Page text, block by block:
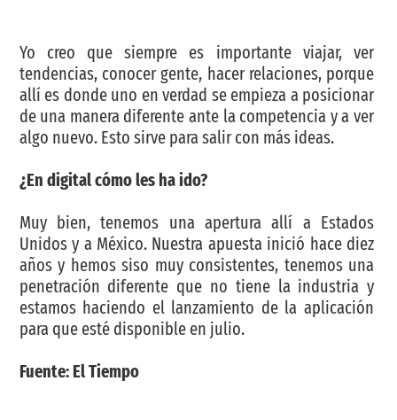
Yo creo que siempre es importante viajar, ver
tendencias, conocer gente, hacer relaciones, porque
allí es donde uno en verdad se empieza a posicionar
de una manera diferente ante la competencia y a ver
algo nuevo. Esto sirve para salir con más ideas.
¿En digital cómo les ha ido?
Muy bien, tenemos una apertura allí a Estados
Unidos y a México. Nuestra apuesta inició hace diez
años y hemos siso muy consistentes, tenemos una
penetración diferente que no tiene la industria y
estamos haciendo el lanzamiento de la aplicación
para que esté disponible en julio.
Fuente: El Tiempo